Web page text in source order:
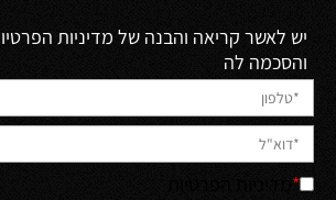
יש לאשר קריאה והבנה של מדיניות
והסכמה לה
*